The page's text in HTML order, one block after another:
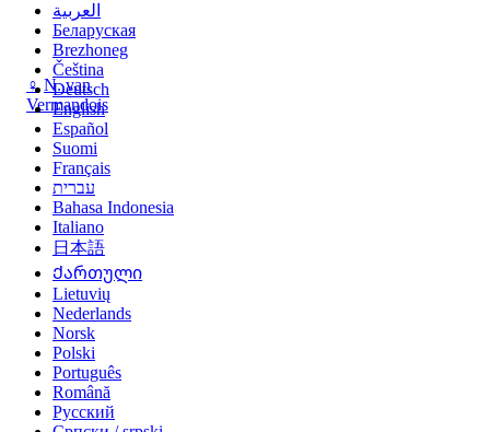
♀ N. van
Vermandois
العربية
Беларуская
Brezhoneg
Čeština
Deutsch
English
Español
Suomi
Français
עברית
Bahasa Indonesia
Italiano
日本語
Ქართული
Lietuvių
Nederlands
Norsk
Polski
Português
Română
Русский